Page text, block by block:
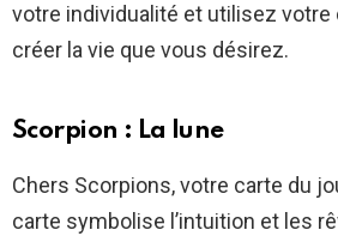
votre individualité et utilisez votre
créer la vie que vous désirez.
Scorpion : La lune
Chers Scorpions, votre carte du
carte symbolise l’intuition et les